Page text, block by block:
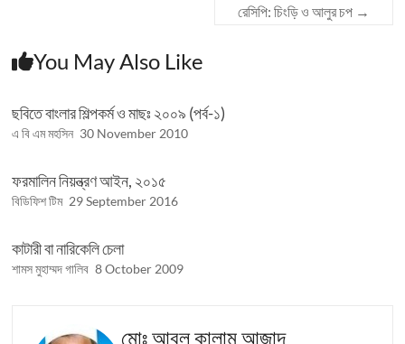
রেসিপি: চিংড়ি ও আলুর চপ →
You May Also Like
ছবিতে বাংলার শিল্পকর্ম ও মাছঃ ২০০৯ (পর্ব-১)
এ বি এম মহসিন 30 November 2010
ফরমালিন নিয়ন্ত্রণ আইন, ২০১৫
বিডিফিশ টিম 29 September 2016
কাটারী বা নারিকেলি চেলা
শামস মুহাম্মদ গালিব 8 October 2009
মোঃ আবুল কালাম আজাদ